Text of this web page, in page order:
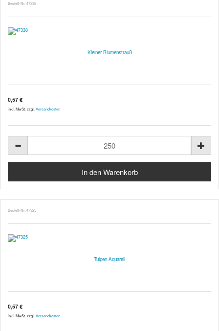
Bestell-Nr. 47338
Kleiner Blumenstrauß
0,57 €
inkl. MwSt. zzgl. Versandkosten
Bestell-Nr. 47325
Tulpen-Aquarell
0,57 €
inkl. MwSt. zzgl. Versandkosten